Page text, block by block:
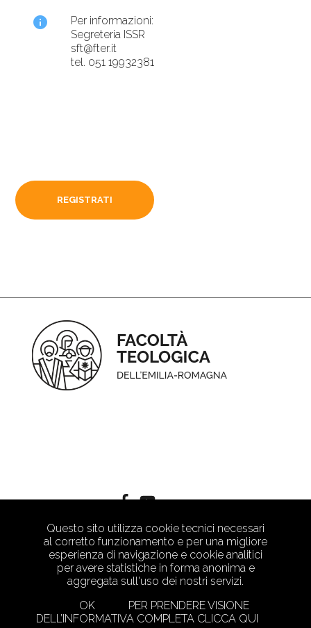
Questo sito utilizza cookie tecnici necessari
al corretto funzionamento e per una migliore
esperienza di navigazione e cookie analitici
per avere statistiche in forma anonima e
aggregata sull'uso dei nostri servizi.
OK
PER PRENDERE VISIONE
DELL’INFORMATIVA COMPLETA CLICCA QUI
info
Per informazioni:
Segreteria ISSR
sft@fter.it
tel. 051 19932381
REGISTRATI